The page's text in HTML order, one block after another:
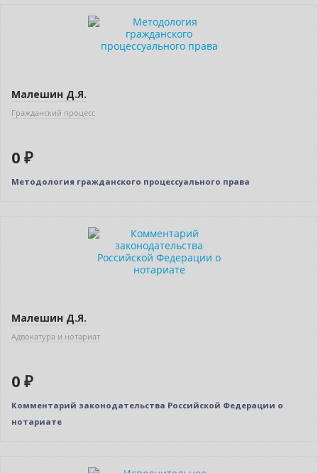
Малешин Д.Я.
Гражданский процесс
0 ₽
Методология гражданского процессуального права
Малешин Д.Я.
Адвокатура и нотариат
0 ₽
Комментарий законодательства Российской Федерации о
нотариате